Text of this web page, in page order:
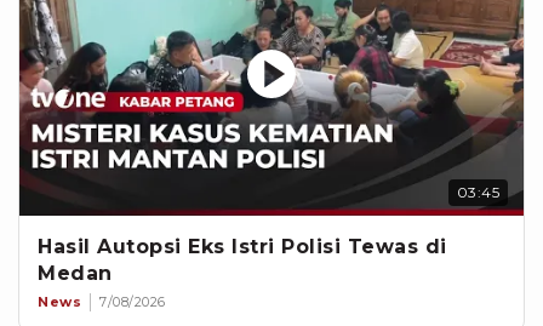
03:45
Hasil Autopsi Eks Istri Polisi Tewas di
Medan
News 7/08/2026